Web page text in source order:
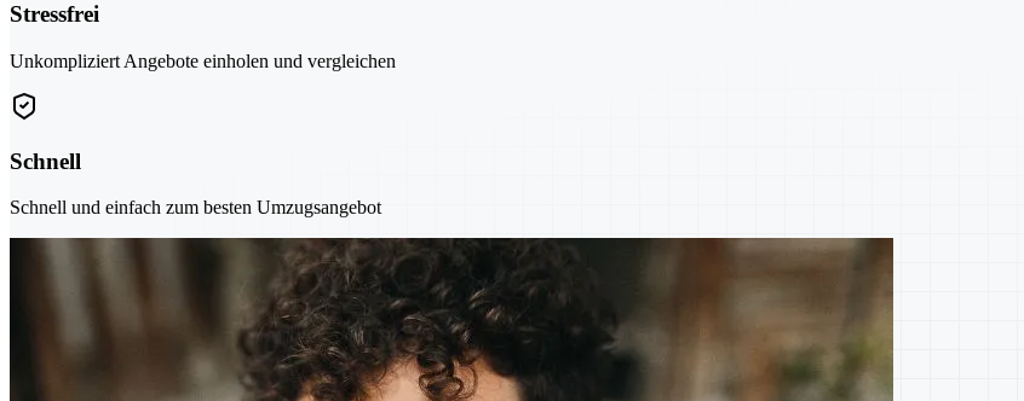
Stressfrei
Unkompliziert Angebote einholen und vergleichen
Schnell
Schnell und einfach zum besten Umzugsangebot